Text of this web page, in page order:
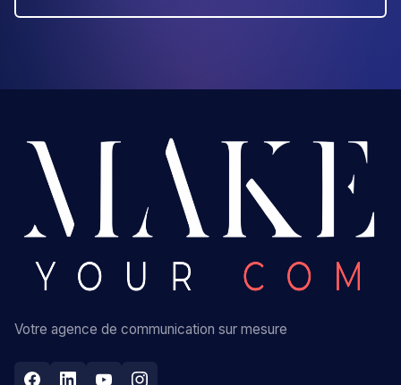
Votre agence de communication sur mesure